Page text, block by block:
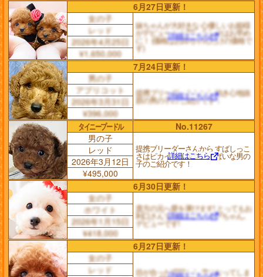
6月27日更新！
女の子
妹ちゃんが大好きな 心優しいお姫様
がデビュー！ お問い合わせはお早め
に！ (価格はお姉ちゃんだけの価格で
す)
詳細はこちら
レッド
2026年4月25日
¥1,650,000
7月24日更新！
男の子
提携ブリーダーさんから 抱き心地抜
群の男の子の ご紹介です！
詳細はこちら
アプリコット
2026年3月31日
¥396,000
タイニープードル
No.11267
男の子
提携ブリーダーさんから すばしっこ
さはピカイチ！ 元気いっぱいな男の
子のご紹介です！
詳細はこちら
レッド
2026年3月12日
¥495,000
6月30日更新！
女の子
貴方の元へ愛を運びます! とってもお
利口さんで飼いやすい ラブちゃん､
デビューです!
詳細はこちら
ホワイト
2026年1月15日
¥418,000
6月27日更新！
女の子
目が合った瞬間から 虜になってしま
詳細はこちら
レッド